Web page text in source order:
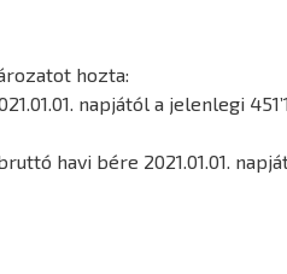
hozta:
napjától a jelenlegi
havi bére 2021.01.01.